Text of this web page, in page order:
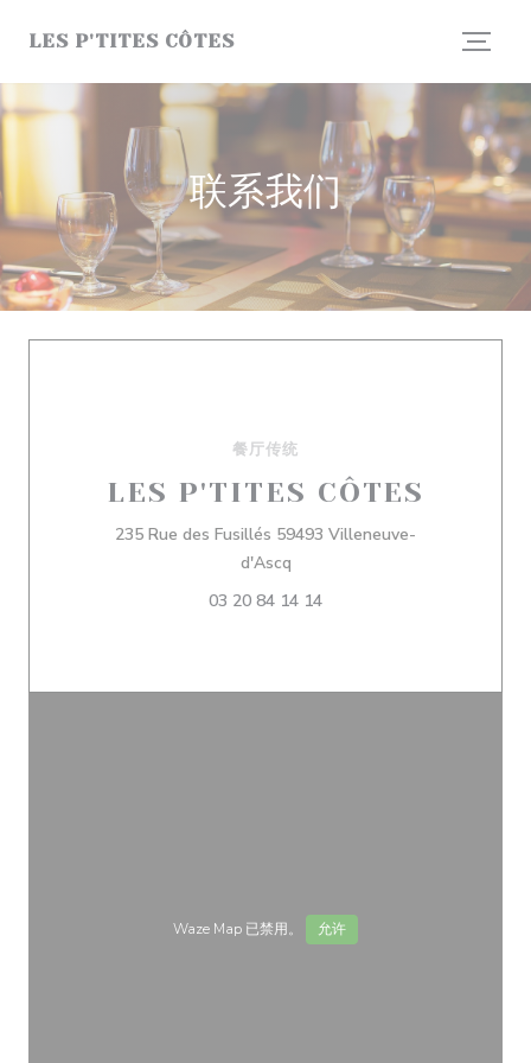
LES P'TITES CÔTES
联系我们
餐厅传统
LES P'TITES CÔTES
235 Rue des Fusillés 59493 Villeneuve-
d'Ascq((在新窗口中打开))
03 20 84 14 14
Waze Map 已禁用。 允许